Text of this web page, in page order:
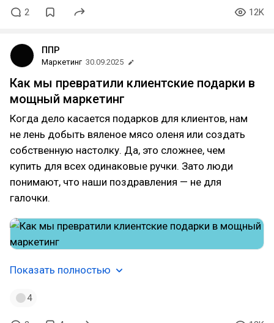
2 12K
ППР
Маркетинг 30.09.2025
Как мы превратили клиентские подарки в
мощный маркетинг
Когда дело касается подарков для клиентов, нам
не лень добыть вяленое мясо оленя или создать
собственную настолку. Да, это сложнее, чем
купить для всех одинаковые ручки. Зато люди
понимают, что наши поздравления — не для
галочки.
Показать полностью
4